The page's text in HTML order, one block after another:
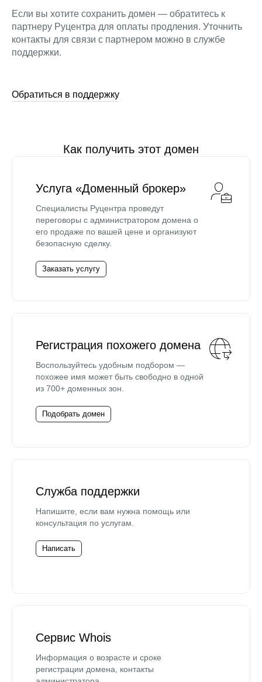
Если вы хотите сохранить домен — обратитесь к
партнеру Руцентра для оплаты продления. Уточнить
контакты для связи с партнером можно в службе
поддержки.
Обратиться в поддержку
Как получить этот домен
Услуга «Доменный брокер»
Специалисты Руцентра проведут
переговоры с администратором домена о
его продаже по вашей цене и организуют
безопасную сделку.
Заказать услугу
Регистрация похожего домена
Воспользуйтесь удобным подбором —
похожее имя может быть свободно в одной
из 700+ доменных зон.
Подобрать домен
Служба поддержки
Напишите, если вам нужна помощь или
консультация по услугам.
Написать
Сервис Whois
Информация о возрасте и сроке
регистрации домена, контакты